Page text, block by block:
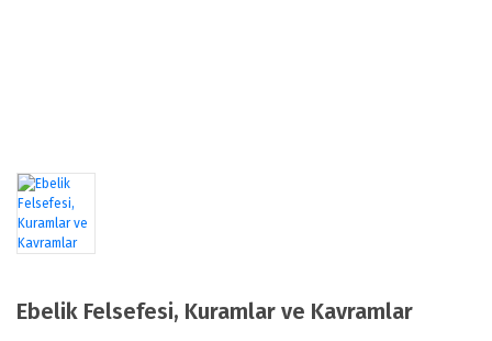
Ebelik Felsefesi, Kuramlar ve Kavramlar